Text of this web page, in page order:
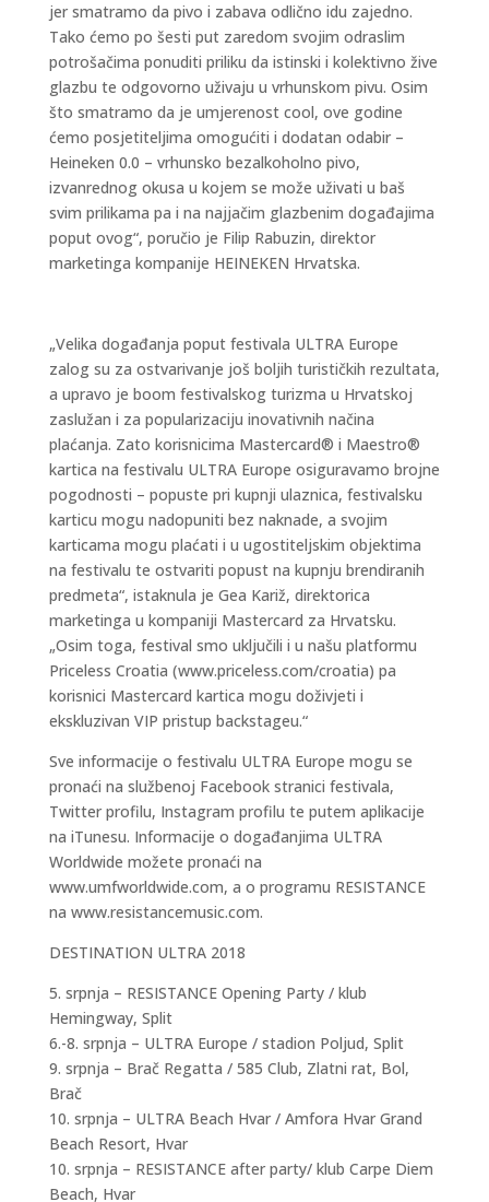
jer smatramo da pivo i zabava odlično idu zajedno.
Tako ćemo po šesti put zaredom svojim odraslim
potrošačima ponuditi priliku da istinski i kolektivno žive
glazbu te odgovorno uživaju u vrhunskom pivu. Osim
što smatramo da je umjerenost cool, ove godine
ćemo posjetiteljima omogućiti i dodatan odabir –
Heineken 0.0 – vrhunsko bezalkoholno pivo,
izvanrednog okusa u kojem se može uživati u baš
svim prilikama pa i na najjačim glazbenim događajima
poput ovog“, poručio je Filip Rabuzin, direktor
marketinga kompanije HEINEKEN Hrvatska.
„Velika događanja poput festivala ULTRA Europe
zalog su za ostvarivanje još boljih turističkih rezultata,
a upravo je boom festivalskog turizma u Hrvatskoj
zaslužan i za popularizaciju inovativnih načina
plaćanja. Zato korisnicima Mastercard® i Maestro®
kartica na festivalu ULTRA Europe osiguravamo brojne
pogodnosti – popuste pri kupnji ulaznica, festivalsku
karticu mogu nadopuniti bez naknade, a svojim
karticama mogu plaćati i u ugostiteljskim objektima
na festivalu te ostvariti popust na kupnju brendiranih
predmeta“, istaknula je Gea Kariž, direktorica
marketinga u kompaniji Mastercard za Hrvatsku.
„Osim toga, festival smo uključili i u našu platformu
Priceless Croatia (www.priceless.com/croatia) pa
korisnici Mastercard kartica mogu doživjeti i
ekskluzivan VIP pristup backstageu.“
Sve informacije o festivalu ULTRA Europe mogu se
pronaći na službenoj Facebook stranici festivala,
Twitter profilu, Instagram profilu te putem aplikacije
na iTunesu. Informacije o događanjima ULTRA
Worldwide možete pronaći na
www.umfworldwide.com, a o programu RESISTANCE
na www.resistancemusic.com.
DESTINATION ULTRA 2018
5. srpnja – RESISTANCE Opening Party / klub
Hemingway, Split
6.-8. srpnja – ULTRA Europe / stadion Poljud, Split
9. srpnja – Brač Regatta / 585 Club, Zlatni rat, Bol,
Brač
10. srpnja – ULTRA Beach Hvar / Amfora Hvar Grand
Beach Resort, Hvar
10. srpnja – RESISTANCE after party/ klub Carpe Diem
Beach, Hvar